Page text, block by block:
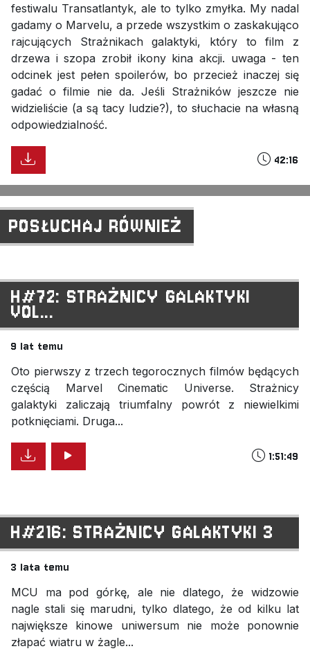
festiwalu Transatlantyk, ale to tylko zmyłka. My nadal
gadamy o Marvelu, a przede wszystkim o zaskakująco
rajcujących Strażnikach galaktyki, który to film z
drzewa i szopa zrobił ikony kina akcji. uwaga - ten
odcinek jest pełen spoilerów, bo przecież inaczej się
gadać o filmie nie da. Jeśli Strażników jeszcze nie
widzieliście (a są tacy ludzie?), to słuchacie na własną
odpowiedzialność.
42:16
POSŁUCHAJ RÓWNIEŻ
H#72: STRAŻNICY GALAKTYKI
VOL...
9 lat temu
Oto pierwszy z trzech tegorocznych filmów będących
częścią Marvel Cinematic Universe. Strażnicy
galaktyki zaliczają triumfalny powrót z niewielkimi
potknięciami. Druga...
1:51:49
H#216: STRAŻNICY GALAKTYKI 3
3 lata temu
MCU ma pod górkę, ale nie dlatego, że widzowie
nagle stali się marudni, tylko dlatego, że od kilku lat
największe kinowe uniwersum nie może ponownie
złapać wiatru w żagle...